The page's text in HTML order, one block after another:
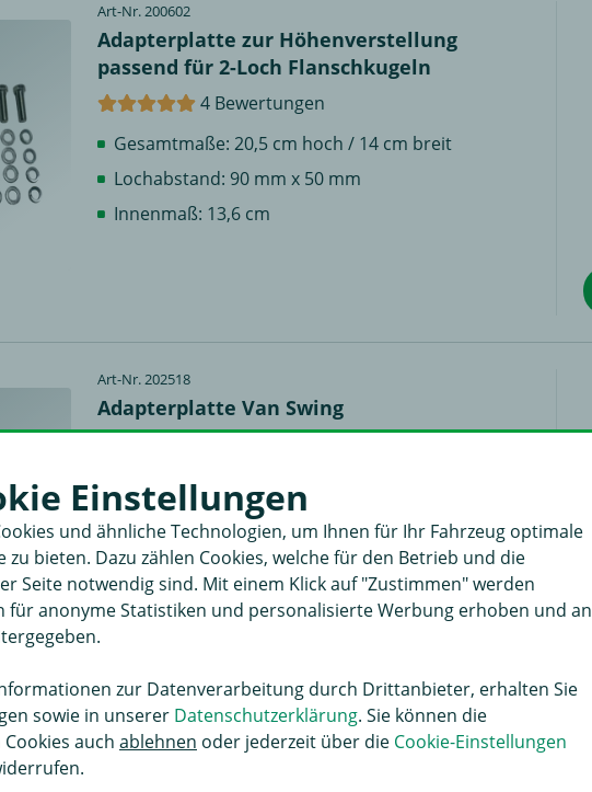
Art-Nr. 200602
Adapterplatte zur Höhenverstellung
passend für 2-Loch Flanschkugeln
4 Bewertungen
Gesamtmaße: 20,5 cm hoch / 14 cm breit
Lochabstand: 90 mm x 50 mm
Innenmaß: 13,6 cm
Art-Nr. 202518
Adapterplatte Van Swing
für AHK mit 4-Loch-Flanschkugel (83x56 mm)
Art-Nr. 200600
Einstellungen
und ähnliche Technologien, um Ihnen für Ihr Fahrzeug optimale
zu bieten. Dazu zählen Cookies, welche für den Betrieb und die
Seite notwendig sind. Mit einem Klick auf "Zustimmen" werden
für anonyme Statistiken und personalisierte Werbung erhoben und an
zur Datenverarbeitung durch Drittanbieter, erhalten Sie
sowie in unserer Datenschutzerklärung. Sie können die
auch ablehnen oder jederzeit über die Cookie-Einstellungen